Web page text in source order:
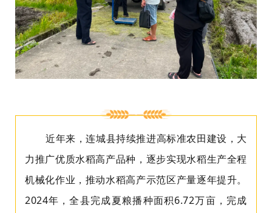
近年来，连城县持续推进高标准农田建设，大
力推广优质水稻高产品种，逐步实现水稻生产全程
机械化作业，推动水稻高产示范区产量逐年提升。
2024年，全县完成夏粮播种面积6.72万亩，完成